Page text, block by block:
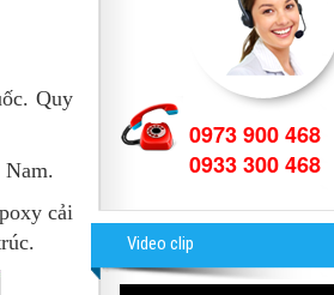
Quy
Nam.
cải
0973 900 468
0933 300 468
Video clip